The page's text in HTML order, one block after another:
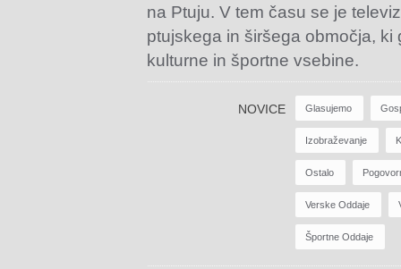
na Ptuju. V tem času se je
ptujskega in širšega območja,
kulturne in športne vsebine.
NOVICE Glasujemo
Izobraževanje
Ostalo
Verske Oddaje
Športne Oddaje